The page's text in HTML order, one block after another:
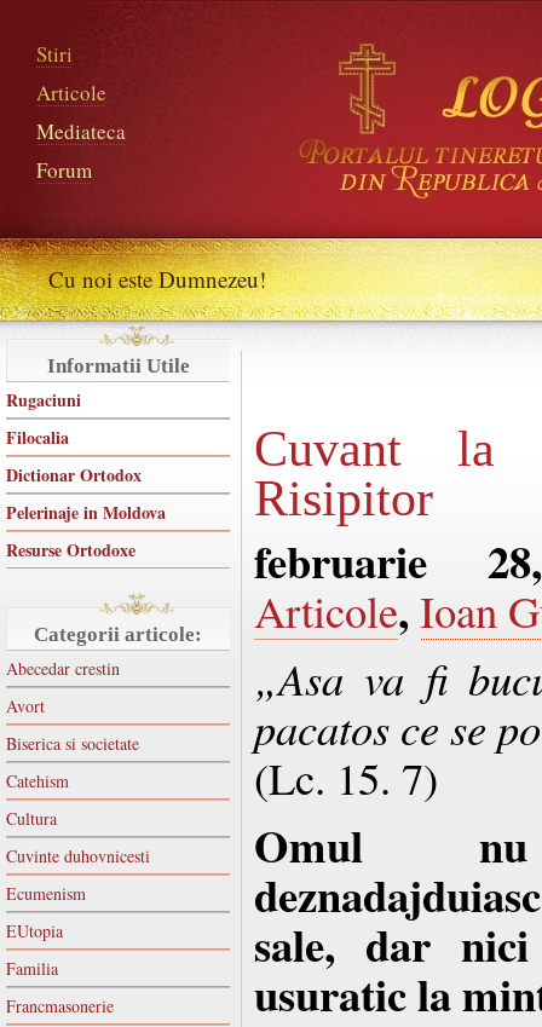
Stiri
Articole
Mediateca
Forum
Cu noi este Dumnezeu!
Informatii Utile
Rugaciuni
Filocalia
Dictionar Ortodox
Pelerinaje in Moldova
Resurse Ortodoxe
Categorii articole:
Abecedar crestin
Avort
Biserica si societate
Catehism
Cultura
Cuvinte duhovnicesti
Ecumenism
EUtopia
Familia
Francmasonerie
Cuvant la
Risipitor
februarie
Articole,Ioan
„Asa va fi
pacatos ce se
(Lc. 15. 7)
Omul
sale, dar
usuratic la